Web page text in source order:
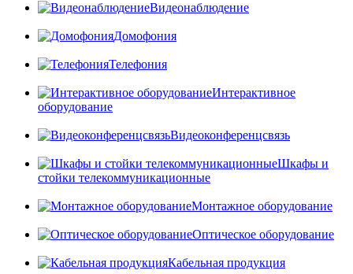
Видеонаблюдение
Домофония
Телефония
Интерактивное
оборудование
Видеоконференцсвязь
Шкафы и
стойки телекоммуникационные
Монтажное оборудование
Оптическое оборудование
Кабельная продукция